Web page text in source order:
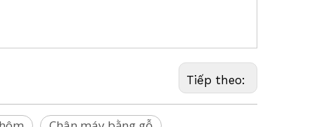
Tiếp theo: